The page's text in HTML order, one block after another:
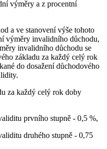
výměry a z procentní
a ve stanovení výše tohoto
výměry invalidního důchodu,
invalidního důchodu se
základu za každý celý rok
do dosažení důchodového
za každý celý rok doby
prvního stupně - 0,5 %,
druhého stupně - 0,75